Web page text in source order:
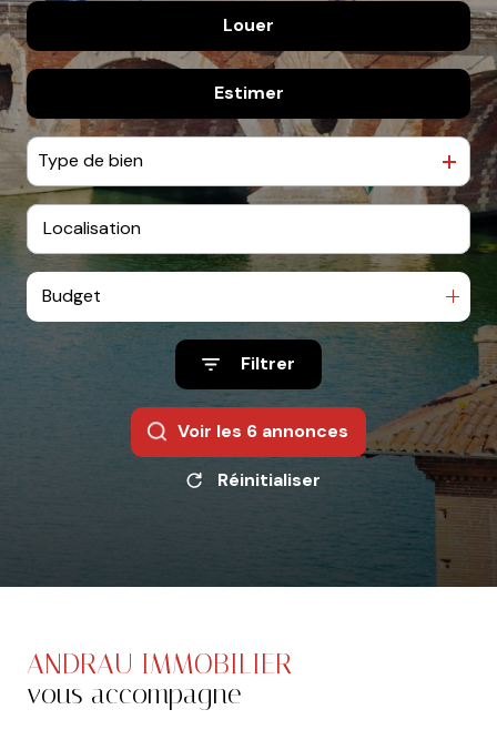
De l'immo pro
Louer
De l'immo pro
Estimer
Type de bien
Budget
Filtrer
Voir les 6 annonces
Réinitialiser
ANDRAU IMMOBILIER
vous accompagne